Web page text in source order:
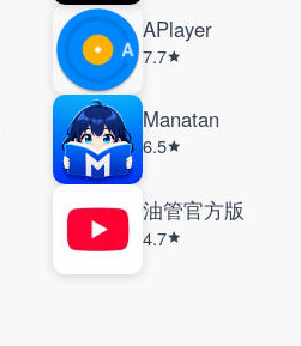
APlayer
7.7
Manatan
6.5
油管官方版
4.7